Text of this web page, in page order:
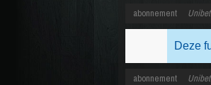
abonnement Unibet
Deze
abonnement Unibet